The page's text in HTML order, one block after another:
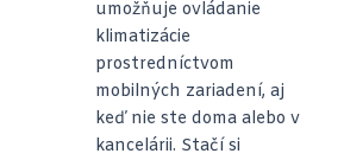
umožňuje ovládanie
klimatizácie
prostredníctvom
mobilných zariadení, aj
keď nie ste doma alebo v
kancelárii. Stačí si